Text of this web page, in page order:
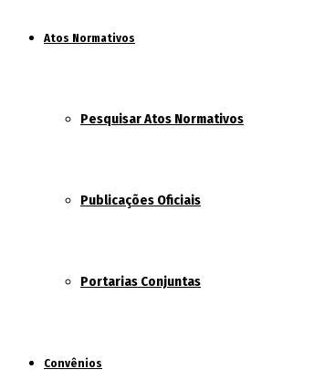
Atos Normativos
Pesquisar Atos Normativos
Publicações Oficiais
Portarias Conjuntas
Convênios